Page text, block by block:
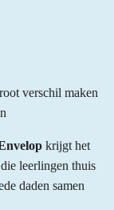
verschil maken
krijgt het
leerlingen thuis
daden samen